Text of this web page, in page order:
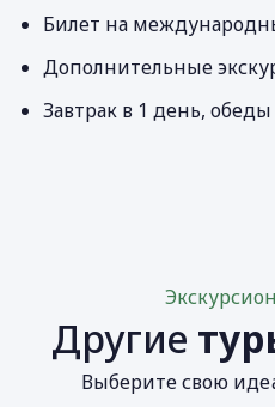
Билет на
Дополнительные
Завтрак в 1 день,
Другие
Выберите свою